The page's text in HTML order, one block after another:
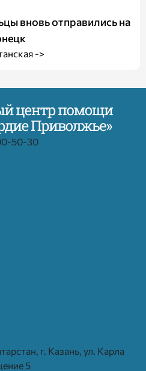
вновь отправились на
->
50-30
г. Казань, ул. Карла
5